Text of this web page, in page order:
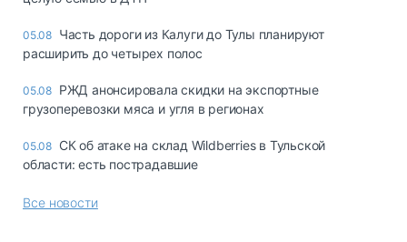
05.08 Часть дороги из Калуги до Тулы планируют
расширить до четырех полос
05.08 РЖД анонсировала скидки на экспортные
грузоперевозки мяса и угля в регионах
05.08 СК об атаке на склад Wildberries в Тульской
области: есть пострадавшие
Все новости